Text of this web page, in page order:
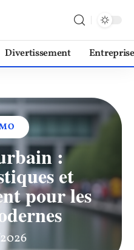
Divertissement Entreprise
:
et
pour les